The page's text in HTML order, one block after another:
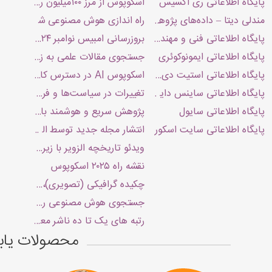
مندلی دیتا – داده‌های پژوهشی Mendeley Data
پایگاه اطلاعاتی فنی و مهندسی ناول
پایگاه اطلاعاتی ایمونوکوئری
پایگاه اطلاعاتی استیت دی اکس
پایگاه اطلاعاتی ساینس دایرکت
پایگاه اطلاعاتی سایول
پایگاه اطلاعاتی سایت اسکور
راه اندازی هوش مصنوعی شرپات توسط
بروزرسانی امبیس نوامبر ۲۰۲۴
جستجوی مقالات علمی به زبان دلخواه
اسکوپوس AI در دسترس کاربران یابش
تغییرات در سیاست‌ها و فرآیند
پژوهش سریع و هوشمند با قابلیت Deep Research در Scopus AI
انتشار مجله جدید توسط الزویر
ویدئو تاریخچه الزویر با زیرنویس فارسی
نقشه راه ۲۰۲۵ اسکوپوس
چکیده گرافیکی (تصویری)، مزایا و
جستجوی هوش مصنوعی ری اکسیس
رتبه های یک تا ده ناشر معتبر جهانی از
محصولات